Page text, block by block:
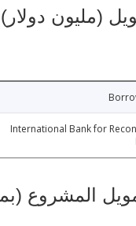
(مليون دولار)
International Bank for
المشروع